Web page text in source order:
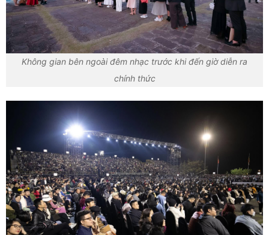
Không gian bên ngoài đêm nhạc trước khi đến giờ diễn ra
chính thức